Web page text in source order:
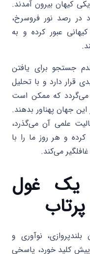
کیهان بیرون آمدند.
در رصد نور فروسرخ،
عبور کرده و به
جستجو برای یافتن
قرار دارد و با تحلیل
می‌گردد که ممکن است
جهان پهناور بدهند.
علمی آن می‌گذرد،
و هر روز ما را با
می‌کند.
یک غول
نوآوری و
کلید خورد، پاسخی